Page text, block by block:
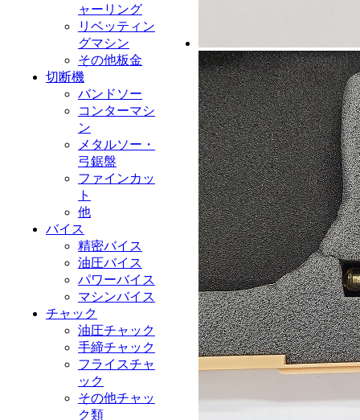
ャーリング
リベッティン
グマシン
その他板金
切断機
バンドソー
コンターマシ
ン
メタルソー・
弓鋸盤
ファインカッ
ト
他
バイス
精密バイス
油圧バイス
パワーバイス
マシンバイス
チャック
油圧チャック
手締チャック
フライスチャ
ック
その他チャッ
ク類